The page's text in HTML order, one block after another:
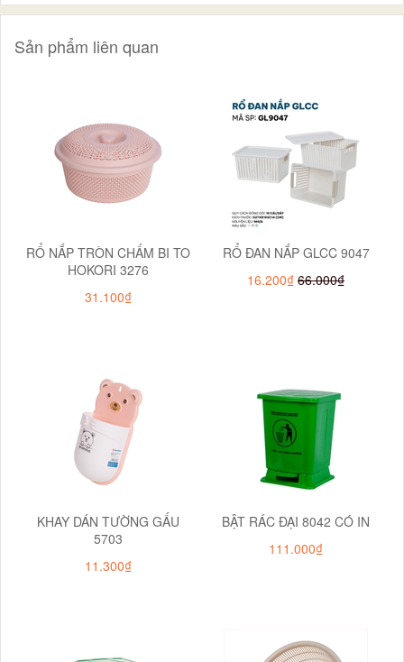
Sản phẩm liên quan
RỔ NẮP TRÒN CHẤM BI TO
HOKORI 3276
31.100₫
RỔ ĐAN NẮP GLCC 9047
16.200₫ 66.000₫
KHAY DÁN TƯỜNG GẤU
5703
11.300₫
BẬT RÁC ĐẠI 8042 CÓ IN
111.000₫